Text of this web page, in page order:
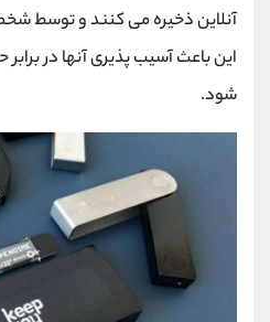
آنلاین ذخیره می کنند و توسط
این باعث آسیب پذیری آنها در
شود.